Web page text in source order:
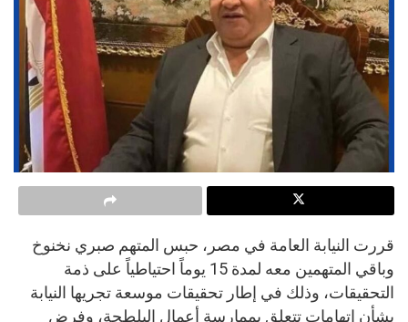
قررت النيابة العامة في مصر، حبس المتهم صبري نخنوخ
وباقي المتهمين معه لمدة 15 يوماً احتياطياً على ذمة
التحقيقات، وذلك في إطار تحقيقات موسعة تجريها النيابة
بشأن اتهامات تتعلق بممارسة أعمال البلطجة، وفرض